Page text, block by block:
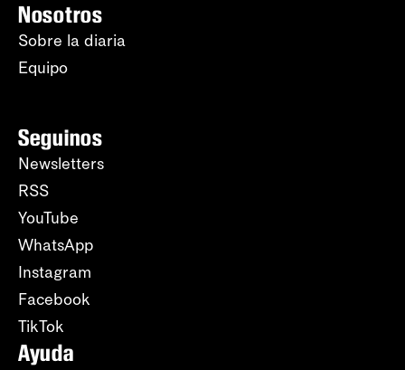
Nosotros
Sobre la diaria
Equipo
Seguinos
Newsletters
RSS
YouTube
WhatsApp
Instagram
Facebook
TikTok
Ayuda